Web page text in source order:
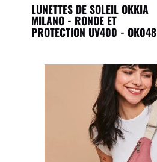
LUNETTES DE SOLEIL OKKIA
MILANO - RONDE ET
PROTECTION UV400 - OK048